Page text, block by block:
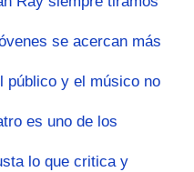
se acercan más
público y el músico no
es uno de los
lo que critica y